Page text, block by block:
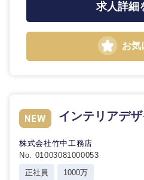
求人詳細
お気
インテリアデ
株式会社竹中工務店
No. 01003081000053
正社員
1000万